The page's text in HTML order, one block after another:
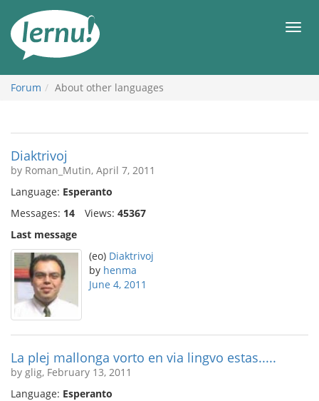
the
content
Forum About other languages
Diaktrivoj
by Roman_Mutin, April 7, 2011
Language: Esperanto
Messages: 14 Views: 45367
Last message
(eo) Diaktrivoj
by henma
June 4, 2011
La plej mallonga vorto en via lingvo estas.....
by glig, February 13, 2011
Language: Esperanto